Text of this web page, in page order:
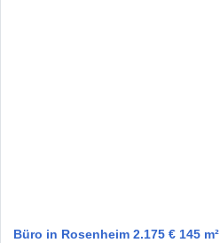
Büro in Rosenheim 2.175 € 145 m²